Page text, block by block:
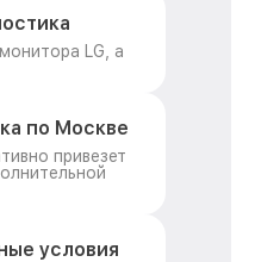
LG, а
по Москве
привезет
условия